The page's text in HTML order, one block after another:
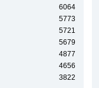
6064
5773
5721
5679
4877
4656
3822